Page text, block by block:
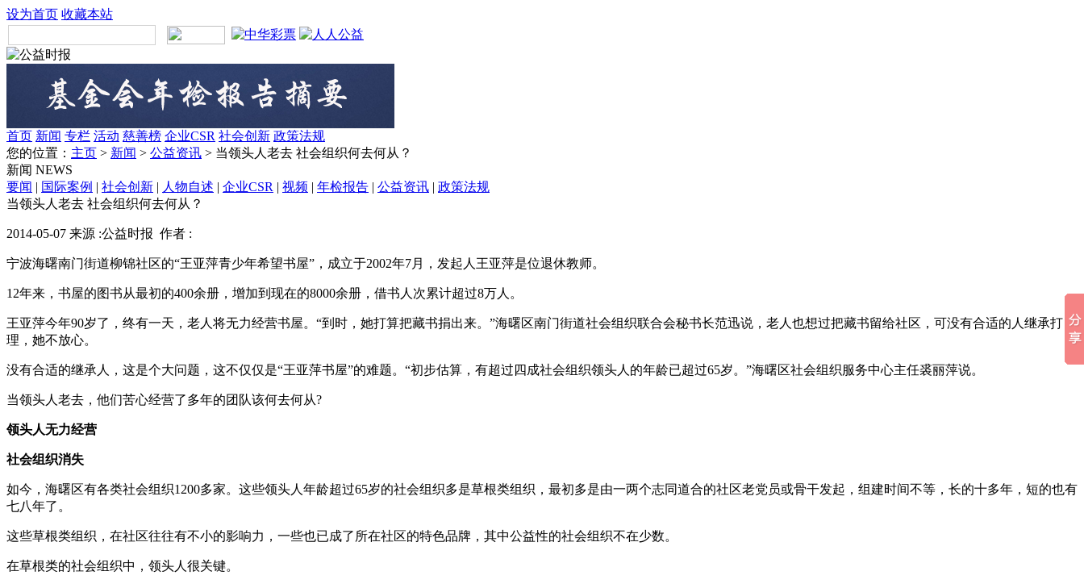
设为首页 收藏本站
首页 新闻 专栏 活动 慈善榜 企业CSR 社会创新 政策法规
您的位置： 主页 > 新闻 > 公益资讯 > 当领头人老去 社会组织何去何从？
新闻 NEWS
要闻 | 国际案例 | 社会创新 | 人物自述 | 企业CSR | 视频 | 年检报告 | 公益资讯 | 政策法规
当领头人老去 社会组织何去何从？
2014-05-07 来源 :公益时报 作者 :
宁波海曙南门街道柳锦社区的“王亚萍青少年希望书屋”，成立于2002年7月，发起人王亚萍是位退休教师。
12年来，书屋的图书从最初的400余册，增加到现在的8000余册，借书人次累计超过8万人。
王亚萍今年90岁了，终有一天，老人将无力经营书屋。“到时，她打算把藏书捐出来。”海曙区南门街道社会组织联合会秘书长范迅说，老人也想过把藏书留给社区，可没有合适的人继承打
理，她不放心。
没有合适的继承人，这是个大问题，这不仅仅是“王亚萍书屋”的难题。“初步估算，有超过四成社会组织领头人的年龄已超过65岁。”海曙区社会组织服务中心主任裘丽萍说。
当领头人老去，他们苦心经营了多年的团队该何去何从?
领头人无力经营
社会组织消失
如今，海曙区有各类社会组织1200多家。这些领头人年龄超过65岁的社会组织多是草根类组织，最初多是由一两个志同道合的社区老党员或骨干发起，组建时间不等，长的十多年，短的也有
七八年了。
这些草根类组织，在社区往往有不小的影响力，一些也已成了所在社区的特色品牌，其中公益性的社会组织不在少数。
在草根类的社会组织中，领头人很关键。